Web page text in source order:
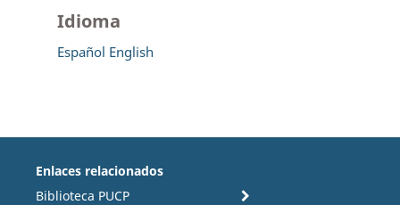
Idioma
Español English
Enlaces relacionados
Biblioteca PUCP